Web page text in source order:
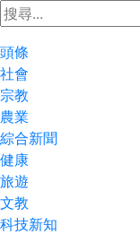
頭條
社會
宗教
農業
綜合新聞
健康
旅遊
文教
科技新知